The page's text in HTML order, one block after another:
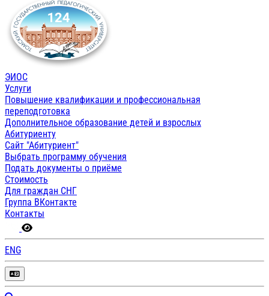
ЭИОС
Услуги
Повышение квалификации и профессиональная
переподготовка
Дополнительное образование детей и взрослых
Абитуриенту
Сайт "Абитуриент"
Выбрать программу обучения
Подать документы о приёме
Стоимость
Для граждан СНГ
Группа ВКонтакте
Контакты
ENG